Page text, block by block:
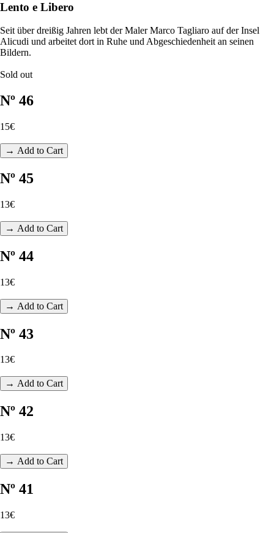
Lento e Libero
Seit über dreißig Jahren lebt der Maler Marco Tagliaro auf der Insel
Alicudi und arbeitet dort in Ruhe und Abgeschiedenheit an seinen
Bildern.
Sold out
Nº 46
15€
→ Add to Cart
Nº 45
13€
→ Add to Cart
Nº 44
13€
→ Add to Cart
Nº 43
13€
→ Add to Cart
Nº 42
13€
→ Add to Cart
Nº 41
13€